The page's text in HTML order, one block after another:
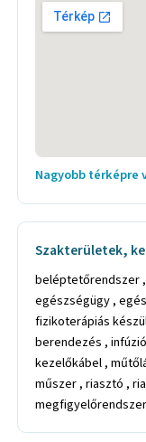
Nagyobb térképre
Szakterületek,
beléptetőrendszer
egészségügy ,
fizikoterápiás
berendezés ,
kezelőkábel ,
műszer , riasztó ,
megfigyelőrendszer